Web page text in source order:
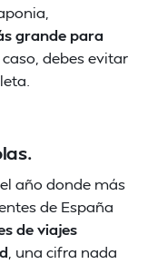
grande para
caso, debes evitar
año donde más
de España
de viajes
, una cifra nada